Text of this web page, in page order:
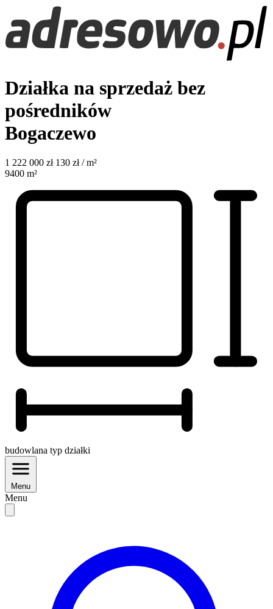
Działka na sprzedaż bez
pośredników
Bogaczewo
1 222 000 zł 130 zł / m²
9400 m²
budowlana typ działki
Menu
Menu